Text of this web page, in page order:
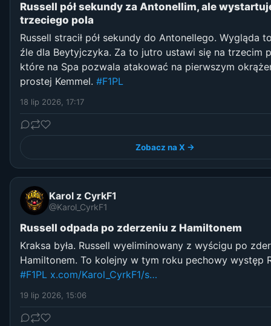
Russell pół sekundy za Antonellim, ale
trzeciego pola
Russell stracił pół sekundy do Antonellego. Wygląda
źle dla Beytyjczyka. Za to jutro ustawi się na trzecim
które na Spa pozwala atakować na pierwszym
prostej Kemmel. #F1PL
18 lip 2026, 17:17
Zobacz na X →
Karol z CyrkF1
@Karol_CyrkF1
Russell odpada po zderzeniu z Hamiltonem
Kraksa była. Russell wyeliminowany z wyścigu po
Hamiltonem. To kolejny w tym roku pechowy występ
#F1PL x.com/Karol_CyrkF1/s…
19 lip 2026, 15:06